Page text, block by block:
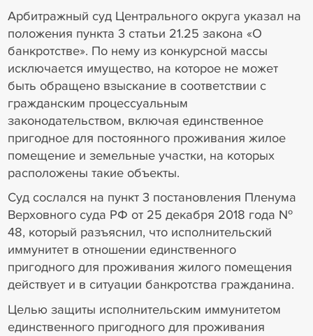
Арбитражный суд Центрального округа указал на
положения пункта 3 статьи 21.25 закона «О
банкротстве». По нему из конкурсной массы
исключается имущество, на которое не может
быть обращено взыскание в соответствии с
гражданским процессуальным
законодательством, включая единственное
пригодное для постоянного проживания жилое
помещение и земельные участки, на которых
расположены такие объекты.
Суд сослался на пункт 3 постановления Пленума
Верховного суда РФ от 25 декабря 2018 года №
48, который разъяснил, что исполнительский
иммунитет в отношении единственного
пригодного для проживания жилого помещения
действует и в ситуации банкротства гражданина.
Целью защиты исполнительским иммунитетом
единственного пригодного для проживания